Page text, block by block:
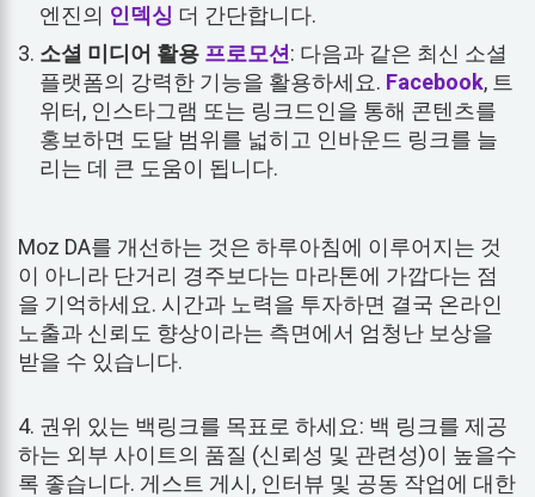
엔진의 인덱싱 더 간단합니다.
소셜 미디어 활용 프로모션 : 다음과 같은 최신 소셜
플랫폼의 강력한 기능을 활용하세요. Facebook, 트
위터, 인스타그램 또는 링크드인을 통해 콘텐츠를
홍보하면 도달 범위를 넓히고 인바운드 링크를 늘
리는 데 큰 도움이 됩니다.
Moz DA를 개선하는 것은 하루아침에 이루어지는 것
이 아니라 단거리 경주보다는 마라톤에 가깝다는 점
을 기억하세요. 시간과 노력을 투자하면 결국 온라인
노출과 신뢰도 향상이라는 측면에서 엄청난 보상을
받을 수 있습니다.
4. 권위 있는 백링크를 목표로 하세요: 백 링크를 제공
하는 외부 사이트의 품질 (신뢰성 및 관련성)이 높을수
록 좋습니다. 게스트 게시, 인터뷰 및 공동 작업에 대한